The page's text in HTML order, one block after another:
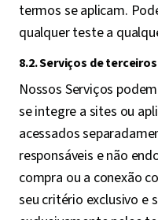
termos se aplicam.
qualquer teste a
8.2. Serviços de terceiros
Nossos Serviços
se integre a sites ou
acessados
responsáveis e não
compra ou a conexão
seu critério exclusivo e